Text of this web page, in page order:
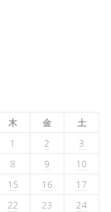
木 金
土
1
2
3
8 9
10
15 16
17
22 23
24